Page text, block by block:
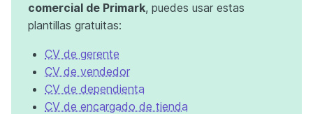
comercial de Primark, puedes usar estas
plantillas gratuitas:
CV de gerente
CV de vendedor
CV de dependienta
CV de encargado de tienda